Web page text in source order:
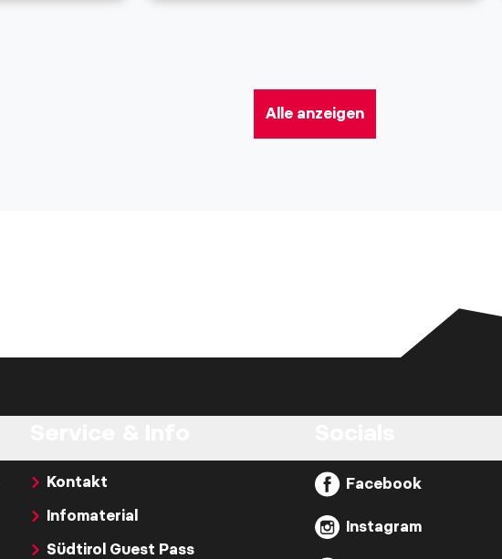
Alle anzeigen
Kontakt
Infomaterial
Südtirol Guest Pass
Facebook
Instagram